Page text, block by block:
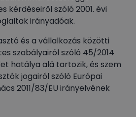
kérdéseiről szóló 2001. évi
irányadóak.
és a vállalkozás közötti
szabályairól szóló 45/2014
hatálya alá tartozik, és szem
jogairól szóló Európai
2011/83/EU irányelvének